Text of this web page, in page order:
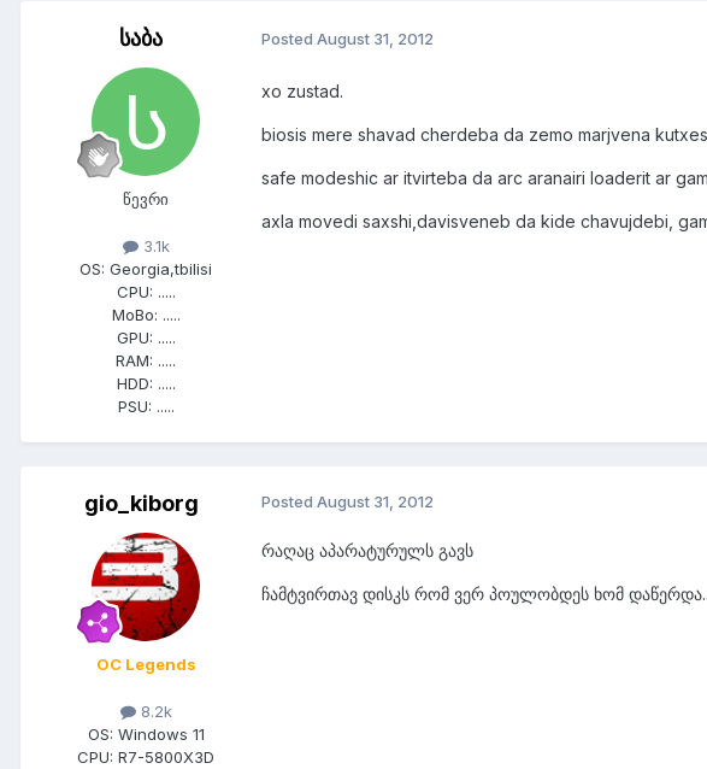
საბა
წევრი
3.1k
OS: Georgia,tbilisi
CPU: .....
MoBo: .....
GPU: .....
RAM: .....
HDD: .....
PSU: .....
Posted August 31, 2012
xo zustad.
biosis mere shavad cherdeba da zemo marjvena
safe modeshic ar itvirteba da arc aranairi loaderit ar
axla movedi saxshi,davisveneb da kide chavujdebi,
gio_kiborg
OC Legends
8.2k
OS: Windows 11
CPU: R7-5800X3D
Posted August 31, 2012
რაღაც აპარატურულს გავს
ჩამტვირთავ დისკს რომ ვერ პოულობდეს ხომ